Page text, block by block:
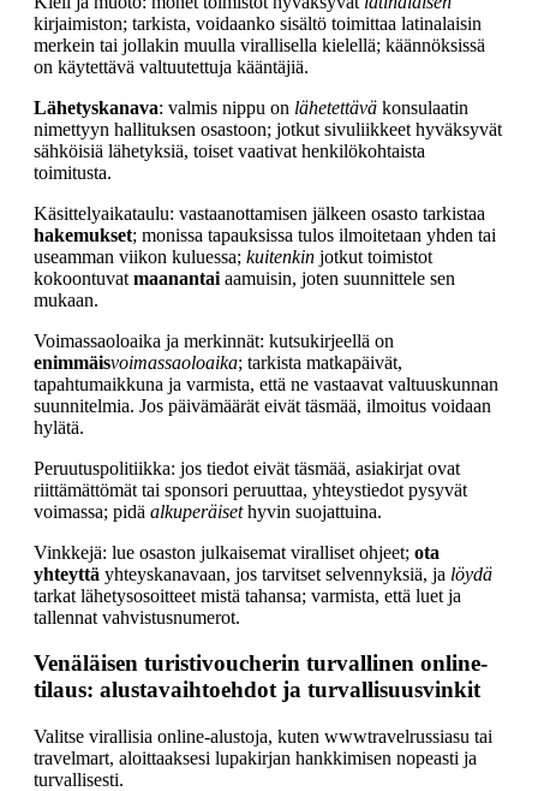
kirjaimiston; tarkista, voidaanko sisältö toimittaa latinalaisin
merkein tai jollakin muulla virallisella kielellä; käännöksissä
on käytettävä valtuutettuja kääntäjiä.
Lähetyskanava: valmis nippu on lähetettävä konsulaatin
nimettyyn hallituksen osastoon; jotkut sivuliikkeet hyväksyvät
sähköisiä lähetyksiä, toiset vaativat henkilökohtaista
toimitusta.
Käsittelyaikataulu: vastaanottamisen jälkeen osasto tarkistaa
hakemukset; monissa tapauksissa tulos ilmoitetaan yhden tai
useamman viikon kuluessa; kuitenkin jotkut toimistot
kokoontuvat maanantai aamuisin, joten suunnittele sen
mukaan.
Voimassaoloaika ja merkinnät: kutsukirjeellä on
enimmäisvoimassaoloaika; tarkista matkapäivät,
tapahtumaikkuna ja varmista, että ne vastaavat valtuuskunnan
suunnitelmia. Jos päivämäärät eivät täsmää, ilmoitus voidaan
hylätä.
Peruutuspolitiikka: jos tiedot eivät täsmää, asiakirjat ovat
riittämättömät tai sponsori peruuttaa, yhteystiedot pysyvät
voimassa; pidä alkuperäisethyvin suojattuina.
Vinkkejä: lue osaston julkaisemat viralliset ohjeet; ota
yhteyttä yhteyskanavaan, jos tarvitset selvennyksiä, ja löydä
tarkat lähetysosoitteet mistä tahansa; varmista, että luet ja
tallennat vahvistusnumerot.
Venäläisen turistivoucherin turvallinen online-
tilaus: alustavaihtoehdot ja turvallisuusvinkit
Valitse virallisia online-alustoja, kuten wwwtravelrussiasu tai
travelmart, aloittaaksesi lupakirjan hankkimisen nopeasti ja
turvallisesti.